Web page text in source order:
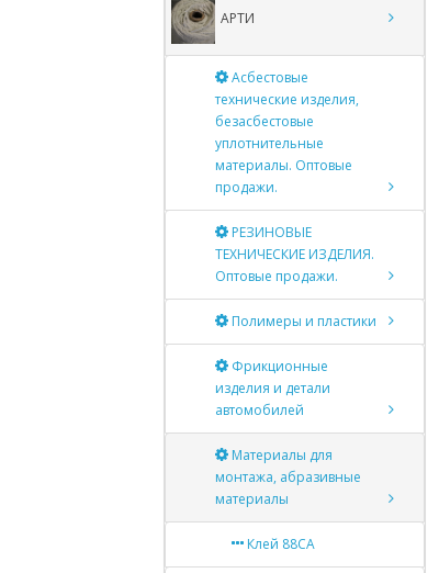
АРТИ
Асбестовые
технические изделия,
безасбестовые
уплотнительные
материалы. Оптовые
продажи.
РЕЗИНОВЫЕ
ТЕХНИЧЕСКИЕ ИЗДЕЛИЯ.
Оптовые продажи.
Полимеры и пластики
Фрикционные
изделия и детали
автомобилей
Материалы для
монтажа, абразивные
материалы
Клей 88СА